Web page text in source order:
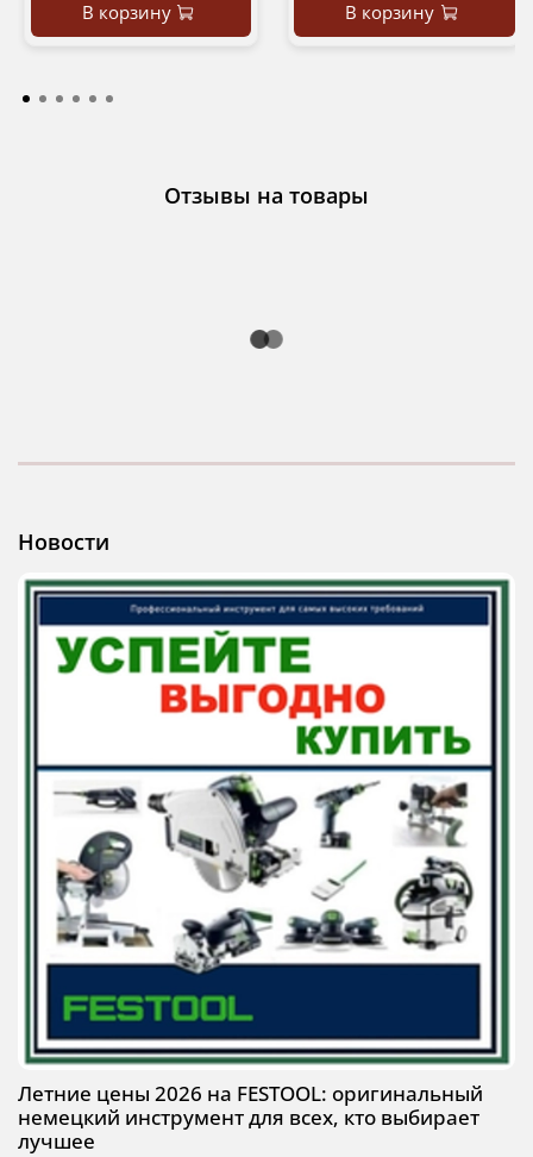
В корзину В корзину
Отзывы на товары
Новости
Летние цены 2026 на FESTOOL: оригинальный
немецкий инструмент для всех, кто выбирает
лучшее